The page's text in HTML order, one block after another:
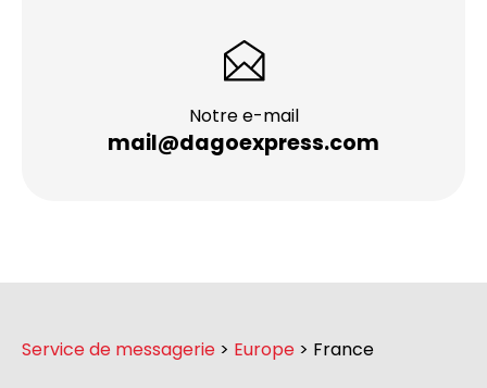
Notre e-mail
mail@dagoexpress.com
Service de messagerie > Europe > France